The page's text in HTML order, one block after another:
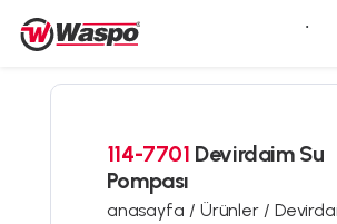
114-7701 Devirdaim Su
Pompası
anasayfa / Ürünler /